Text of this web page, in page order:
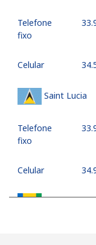
Telefone
fixo
Celular
Saint Lucia
Telefone
fixo
Celular
Saint